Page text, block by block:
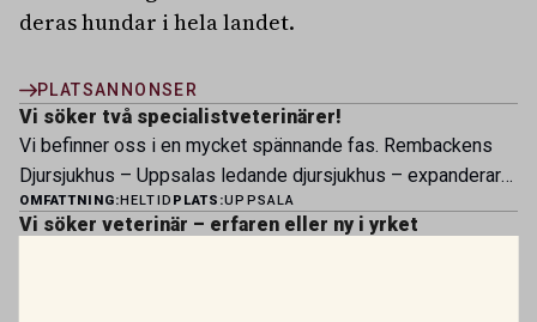
deras hundar i hela landet.
PLATSANNONSER
Vi söker två specialistveterinärer!
Vi befinner oss i en mycket spännande fas. Rembackens
Djursjukhus – Uppsalas ledande djursjukhus – expanderar
nu sin specialistverksamhet och söker legitimerade
veterinärer med specialistkompetens som vill vara med
OMFATTNING: HELTID PLATS:UPPSALA
Vi söker veterinär – erfaren eller ny i yrket